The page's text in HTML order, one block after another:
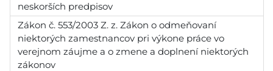
neskorších predpisov
Zákon č. 553/2003 Z. z. Zákon o odmeňovaní
niektorých zamestnancov pri výkone práce vo
verejnom záujme a o zmene a doplnení niektorých
zákonov